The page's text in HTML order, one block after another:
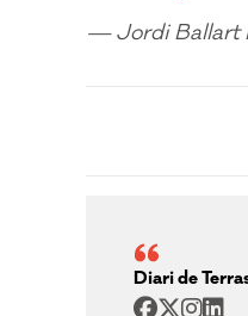
— Jordi Ballart
Diari de